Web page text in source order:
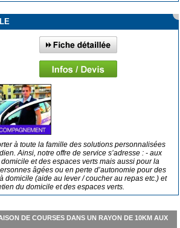
à toute la famille des solutions personnalisées
Ainsi, notre offre de service s’adresse : - aux
et des espaces verts mais aussi pour la
âgées ou en perte d’autonomie pour des
domicile (aide au lever / coucher au repas etc.) et
du domicile et des espaces verts.
DE COURSES DANS UN RAYON DE 10KM AUX